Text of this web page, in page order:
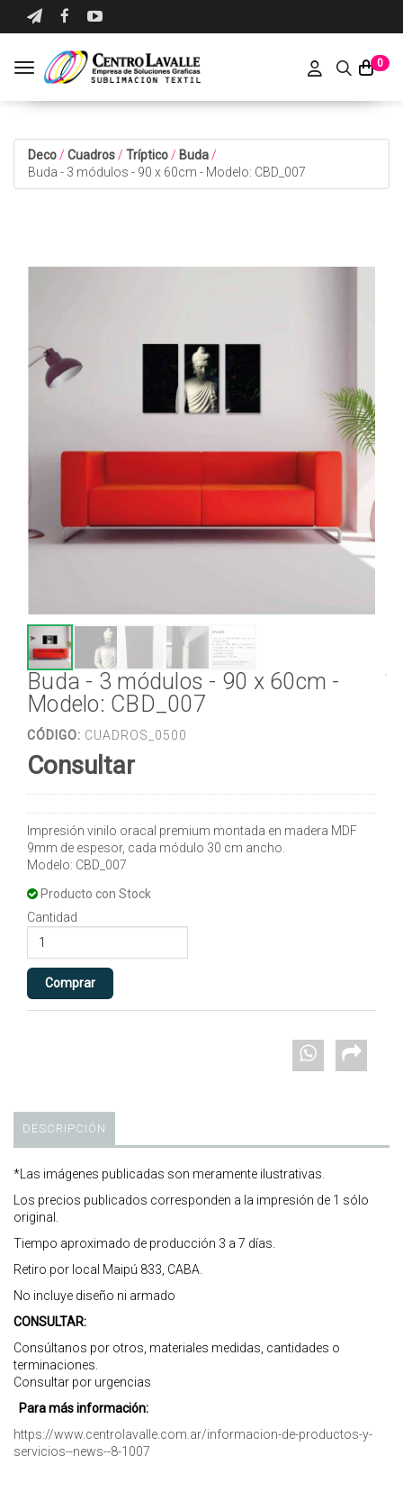
0
Toggle navigation
Deco / Cuadros / Tríptico / Buda /
Buda - 3 módulos - 90 x 60cm - Modelo: CBD_007
Buda - 3 módulos - 90 x 60cm -
Modelo: CBD_007
CÓDIGO: CUADROS_0500
Consultar
Impresión vinilo oracal premium montada en madera MDF
9mm de espesor, cada módulo 30 cm ancho.
Modelo: CBD_007
Producto con Stock
Cantidad
DESCRIPCIÓN
*Las imágenes publicadas son meramente ilustrativas.
Los precios publicados corresponden a la impresión de 1 sólo
original.
Tiempo aproximado de producción 3 a 7 días.
Retiro por local Maipú 833, CABA.
No incluye diseño ni armado
CONSULTAR:
Consúltanos por otros, materiales medidas, cantidades o
terminaciones.
Consultar por urgencias
Para más información:
https://www.centrolavalle.com.ar/informacion-de-productos-y-
servicios--news--8-1007